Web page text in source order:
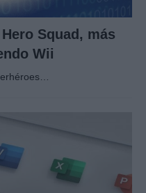
Squad, más
Wii